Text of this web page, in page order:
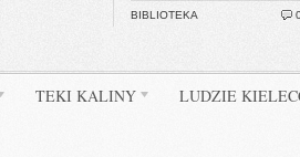
BIBLIOTEKA
TEKI KALINY LUDZIE